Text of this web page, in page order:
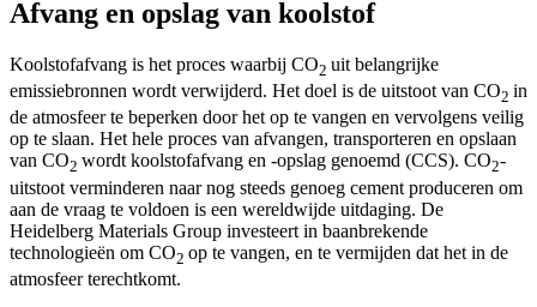
Afvang en opslag van koolstof
Koolstofafvang is het proces waarbij CO2 uit belangrijke
emissiebronnen wordt verwijderd. Het doel is de uitstoot van CO2 in
de atmosfeer te beperken door het op te vangen en vervolgens veilig
op te slaan. Het hele proces van afvangen, transporteren en opslaan
van CO2 wordt koolstofafvang en -opslag genoemd (CCS). CO2-
uitstoot verminderen naar nog steeds genoeg cement produceren om
aan de vraag te voldoen is een wereldwijde uitdaging. De
Heidelberg Materials Group investeert in baanbrekende
technologieën om CO2 op te vangen, en te vermijden dat het in de
atmosfeer terechtkomt.